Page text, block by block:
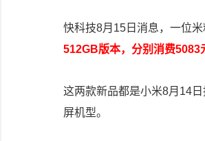
快科技8月15日消息，一位
512GB版本，分别消费5083
这两款新品都是小米8月14
屏机型。